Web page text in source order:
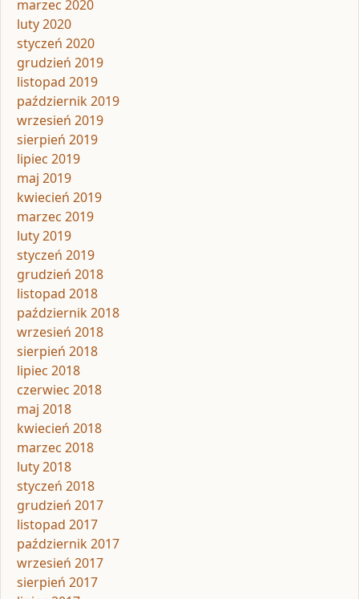
marzec 2020
luty 2020
styczeń 2020
grudzień 2019
listopad 2019
październik 2019
wrzesień 2019
sierpień 2019
lipiec 2019
maj 2019
kwiecień 2019
marzec 2019
luty 2019
styczeń 2019
grudzień 2018
listopad 2018
październik 2018
wrzesień 2018
sierpień 2018
lipiec 2018
czerwiec 2018
maj 2018
kwiecień 2018
marzec 2018
luty 2018
styczeń 2018
grudzień 2017
listopad 2017
październik 2017
wrzesień 2017
sierpień 2017